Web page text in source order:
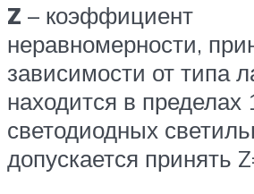
Z – коэффициент
неравномерности,
зависимости от типа
находится в пределах
светодиодных
допускается принять